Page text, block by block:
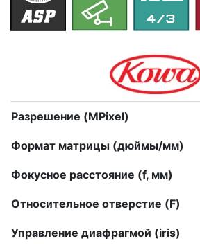
Разрешение (MPixel)
Формат матрицы (дюймы/мм)
Фокусное расстояние (f, мм)
Относительное отверстие (F)
Управление диафрагмой (iris)